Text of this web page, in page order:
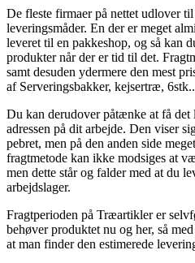
De fleste firmaer på nettet udlover
leveringsmåder. En der er meget
leveret til en pakkeshop, og så kan
produkter når der er tid til det.
samt desuden ydermere den mest
af Serveringsbakker, kejsertræ, 6stk..
Du kan derudover påtænke at få
adressen på dit arbejde. Den viser
pebret, men på den anden side
fragtmetode kan ikke modsiges at
men dette står og falder med at du
arbejdslager.
Fragtperioden på Træartikler er
behøver produktet nu og her, så
at man finder den estimerede